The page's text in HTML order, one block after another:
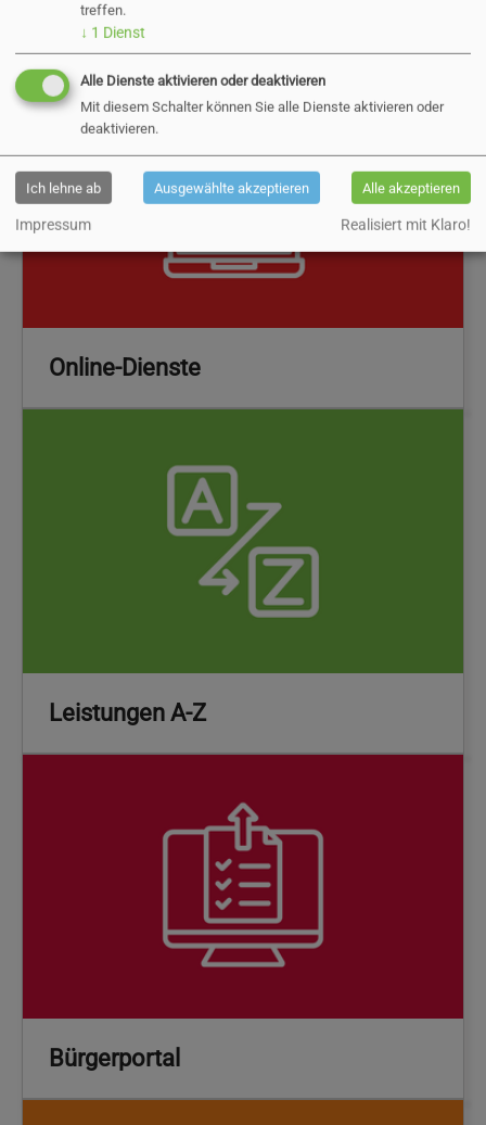
Online-Dienste
Leistungen A-Z
Bürgerportal
treffen.
↓ 1 Dienst
Alle Dienste aktivieren oder deaktivieren
Mit diesem Schalter können Sie alle Dienste aktivieren oder
deaktivieren.
Ich lehne ab Ausgewählte akzeptieren Alle akzeptieren
Impressum Realisiert mit Klaro!